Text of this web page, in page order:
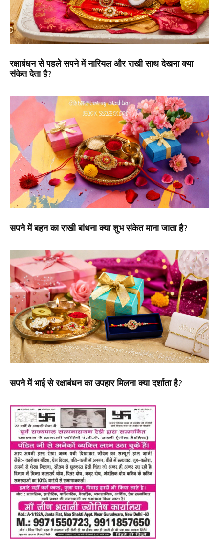
रक्षाबंधन से पहले सपने में नारियल और राखी साथ देखना क्या
संकेत देता है?
सपने में बहन का राखी बांधना क्या शुभ संकेत माना जाता है?
सपने में भाई से रक्षाबंधन का उपहार मिलना क्या दर्शाता है?